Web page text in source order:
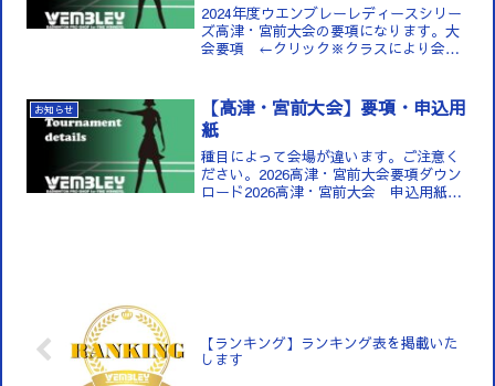
2024年度ウエンブレーレディースシリー
ズ高津・宮前大会の要項になります。大
会要項 ←クリック※クラスにより会場
ニアの...
お知らせ
【高津・宮前大会】要項・申込用
紙
種目によって会場が違います。ご注意く
ださい。2026高津・宮前大会要項ダウン
ロード2026高津・宮前大会 申込用紙ダ
【ランキング】ランキング表を掲載いた
します